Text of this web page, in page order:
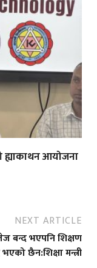
ह्याकाथन आयोजना
NEXT ARTICLE
बन्द भएपनि शिक्षण
छैन:शिक्षा मन्त्री